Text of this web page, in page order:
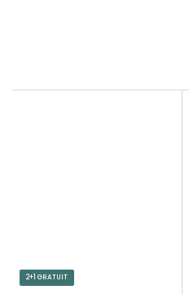
2+1 GRATUIT